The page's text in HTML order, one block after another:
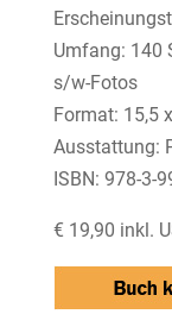
Umfang: 140
s/w-Fotos
Format: 15,5
Ausstattung:
ISBN: 978-3-
€ 19,90 inkl.